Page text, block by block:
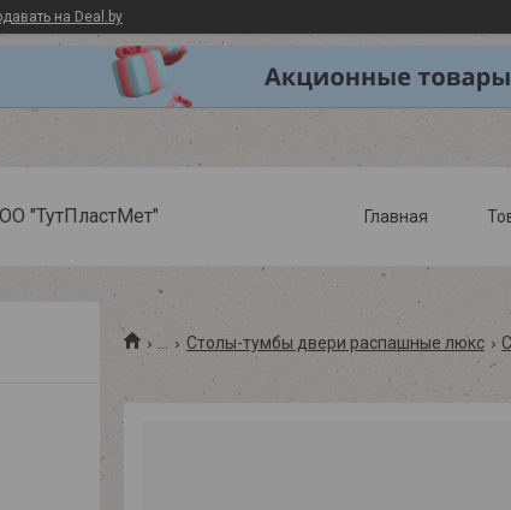
на Deal.by
"ТутПластМет" Главная
Столы-тумбы двери распашные люкс